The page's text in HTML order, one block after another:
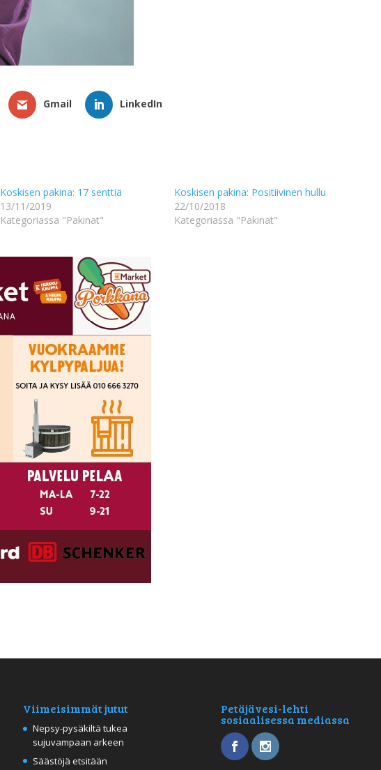
Gmail LinkedIn
Koskisen pakina: 17 senttiä
13/11/2019
Kategoriassa "Pakinat"
Koskisen pakina: Positiivinen hullu
22/10/2018
Kategoriassa "Pakinat"
Viimeisimmät jutut
Nepsy-pysäkiltä tukea
sujuvampaan arkeen
Säästöjä etsitään
Petäjävesi-lehti
sosiaalisessa mediassa